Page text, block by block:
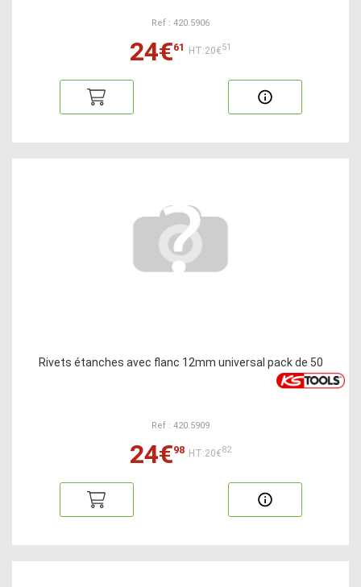
Ref : 420.5906
24€61 HT:20€51
Rivets étanches avec flanc 12mm universal pack de 50
Ref : 420.5909
24€98 HT:20€82